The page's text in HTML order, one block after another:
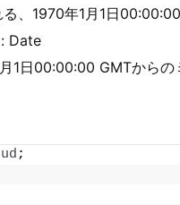
、1970年1月1日
Date
1日00:00:00 GMTからの
;